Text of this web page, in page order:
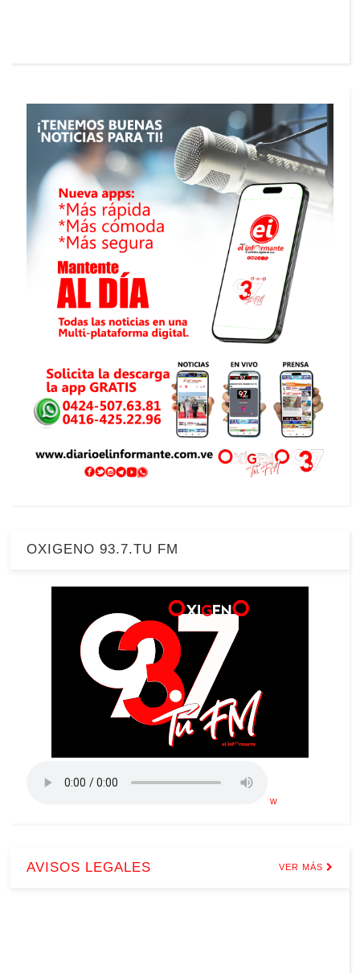
OXIGENO 93.7.TU FM
w
AVISOS LEGALES VER MÁS